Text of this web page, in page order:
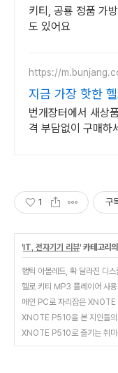
키티, 공룡 정품 가
도 있어요
https://
지금 가장 핫한
대 브랜드 중고거
번개장터에서 새상
격 부담없이 구매하
1 구
'IT, 전자기기 리뷰' 카테고리
햅틱 아몰레드, 확 달라진 디스
헬로 키티 MP3 플레이어 사용
메인 PC로 자리잡은
XNOTE P510을 본 지인들의
XNOTE P510로 즐기는 취미